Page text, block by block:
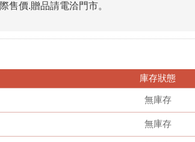
售價.贈品請電洽門市。
庫存狀態
無庫存
無庫存